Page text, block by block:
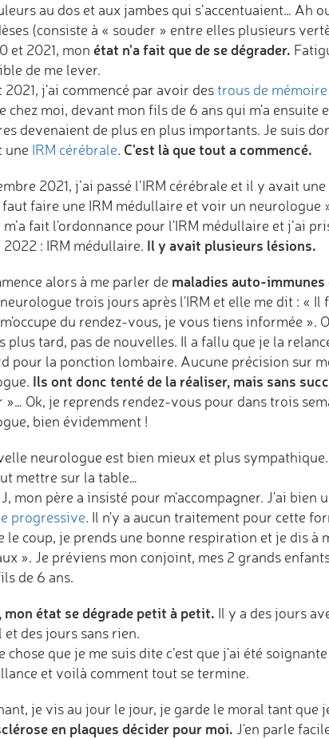
au dos et aux jambes qui s’accentuaient… Ah
(consiste à « souder » entre elles plusieurs
et 2021, mon état n'a fait que de se dégrader.
de me lever.
2021, j'ai commencé par avoir des trous de mémoire
chez moi, devant mon fils de 6 ans qui m'a ensuite
devenaient de plus en plus importants. Je suis
une IRM cérébrale. C'est là que tout a commencé.
2021, j’ai passé l’IRM cérébrale et il y avait
faire une IRM médullaire et voir un neurologue
fait l'ordonnance pour l'IRM médullaire et j’ai
: IRM médullaire. Il y avait plusieurs lésions.
alors à me parler de maladies auto-immunes
trois jours après l'IRM et elle me dit : « Il
du rendez-vous, je vous tiens informée ».
plus tard, pas de nouvelles. Il a fallu que je la
pour la ponction lombaire. Aucune précision sur
Ils ont donc tenté de la réaliser, mais sans
»… Ok, je reprends rendez-vous pour dans trois
bien évidemment !
neurologue est bien mieux et plus
mettre sur la table…
mon père a insisté pour m'accompagner. J'ai bien
progressive. Il n'y a aucun traitement pour cette
le coup, je prends une bonne respiration et je dis
». Je préviens mon conjoint, mes 2 grands
de 6 ans.
mon état se dégrade petit à petit. Il y a des jours
des jours sans rien.
chose que je me suis dite c’est que j'ai été
et voilà comment tout se termine.
je vis au jour le jour, je garde le moral tant que
en plaques décider pour moi. J'en parle